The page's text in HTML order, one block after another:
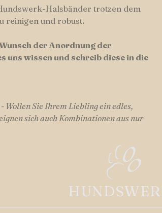
Halsbänder trotzen dem
reinigen und robust.
der Anordnung der
uns wissen und schreib diese in die
Wollen Sie Ihrem Liebling ein edles,
sich auch Kombinationen aus nur